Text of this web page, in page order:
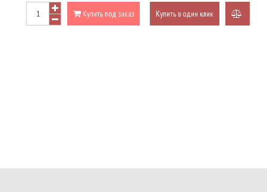
Купить под заказ Купить в один клик